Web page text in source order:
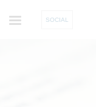
SOCIAL